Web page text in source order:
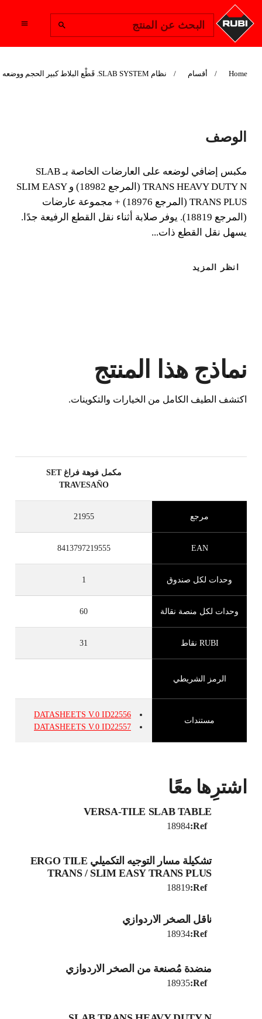
البحث عن المنتج
Home أقسام نظام SLAB SYSTEM. قَطْع البلاط كبير الحجم ووضعه بدقة
TRAVESAÑO
مكبس إضافي لوضعه على العارضات الخاصة بـ SLAB
TRANS HEAVY DUTY N (المرجع 18982) و SLIM
EASY TRANS PLUS (المرجع 18976) + مجموعة
عارضات (المرجع 18819).
CLUB
الوصف
مكبس إضافي لوضعه على العارضات الخاصة بـ SLAB
TRANS HEAVY DUTY N (المرجع 18982) و SLIM EASY
TRANS PLUS (المرجع 18976) + مجموعة عارضات
(المرجع 18819). يوفر صلابة أثناء نقل القطع الرفيعة جدًا.
يسهل نقل القطع ذات...
انظر المزيد
نماذج هذا المنتج
اكتشف الطيف الكامل من الخيارات والتكوينات.
مكمل فوهة فراغ SET
TRAVESAÑO
مرجع 21955
EAN
8413797219555
وحدات لكل صندوق 1
وحدات لكل منصة نقالة 60
RUBI نقاط 31
الرمز الشريطي
مستندات
DATASHEETS V.0 ID22556
DATASHEETS V.0 ID22557
اشترِها معًا
VERSA-TILE SLAB TABLE
Ref:
18984
تشكيلة مسار التوجيه التكميلي ERGO TILE
TRANS / SLIM EASY TRANS PLUS
Ref:
18819
ناقل الصخر الاردوازي
Ref:
18934
منضدة مُصنعة من الصخر الاردوازي
Ref:
18935